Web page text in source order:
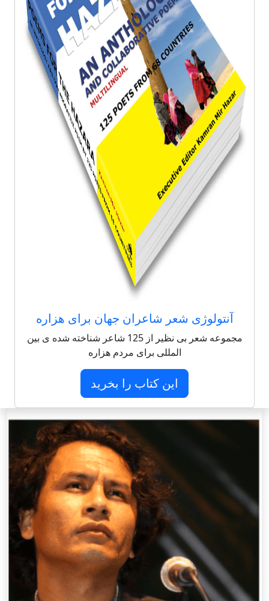
آنتولوژی شعر شاعران جهان برای هزاره
مجموعه شعر بی نظیر از 125 شاعر شناخته شده ی بین
المللی برای مردم هزاره
این کتاب را بخرید